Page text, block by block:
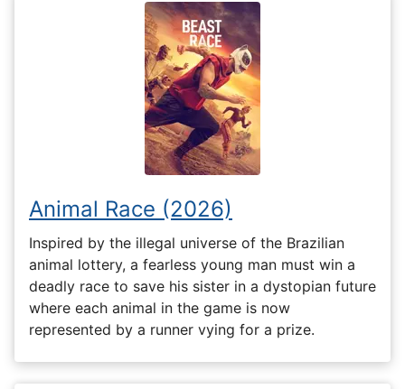
Animal Race (2026)
Inspired by the illegal universe of the Brazilian
animal lottery, a fearless young man must win a
deadly race to save his sister in a dystopian future
where each animal in the game is now
represented by a runner vying for a prize.